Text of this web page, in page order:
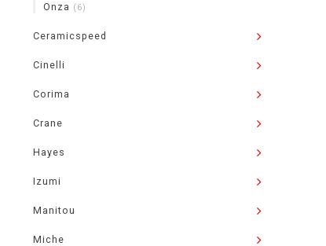
Onza (6)
Ceramicspeed
Cinelli
Corima
Crane
Hayes
Izumi
Manitou
Miche